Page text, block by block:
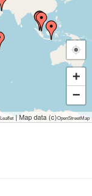
+
−
Leaflet | Map data (c)OpenStreetMap